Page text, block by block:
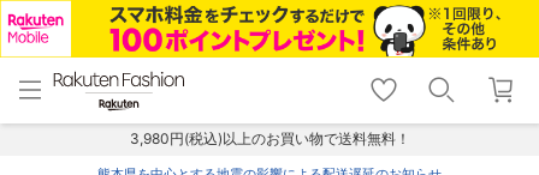
menu home
トップ
shopping_cart lock_outline
ログイン
3,980円(税込)以上のお買い物で送料無料！